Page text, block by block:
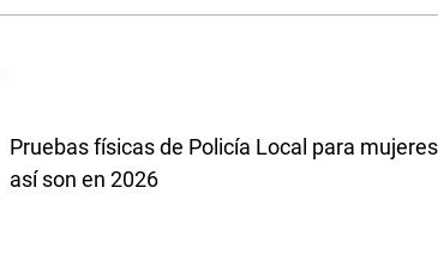
Pruebas físicas de Policía Local para
así son en 2026